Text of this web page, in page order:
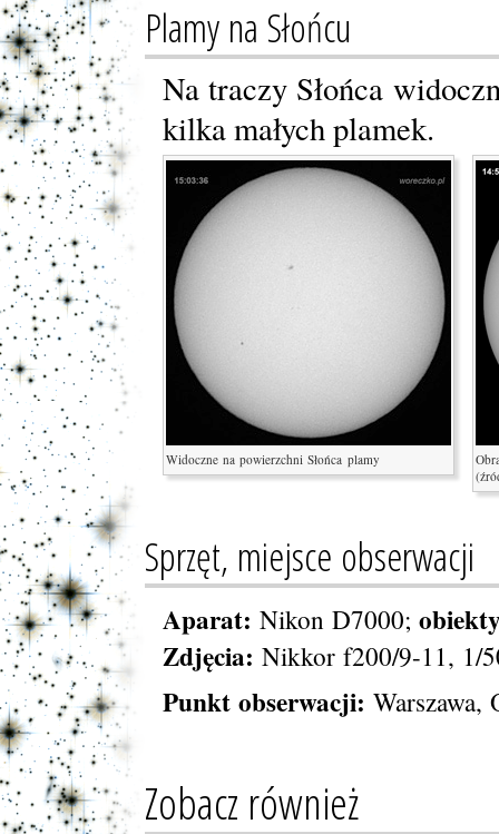
Plamy na Słońcu
Na traczy Słońca
kilka małych plamek.
Widoczne na powierzchni Słońca plamy
Sprzęt, miejsce obserwacji
Aparat:Nikon D7000;
Zdjęcia:Nikkor f200/9-11, 1/
Punkt obserwacji: Warszawa,
Zobacz również